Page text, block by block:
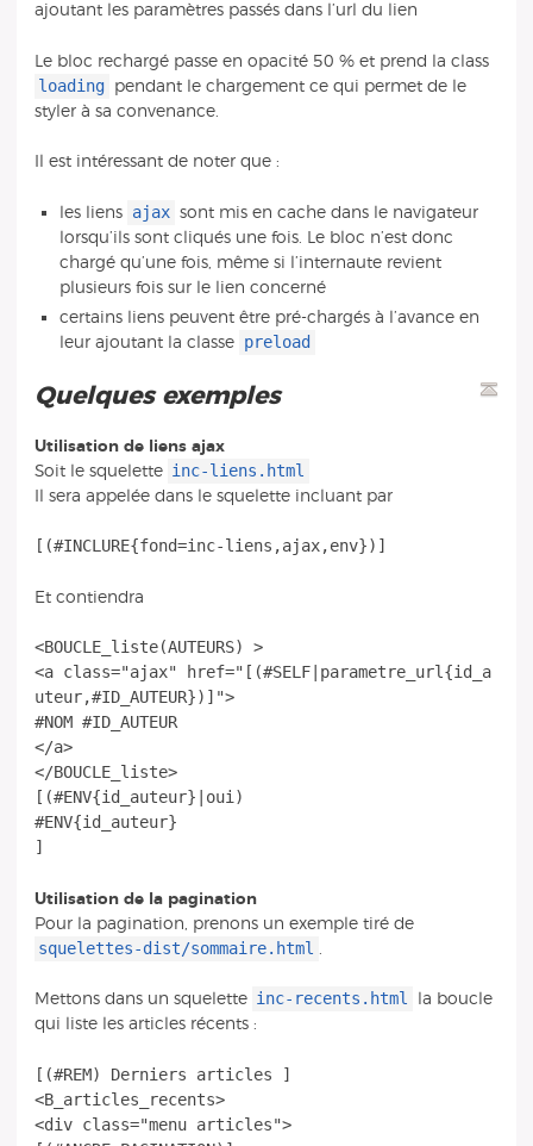
ajoutant les paramètres passés dans l’url du lien
Le bloc rechargé passe en opacité 50 % et prend la class
loading pendant le chargement ce qui permet de le
styler à sa convenance.
Il est intéressant de noter que :
les liens ajax sont mis en cache dans le navigateur
lorsqu’ils sont cliqués une fois. Le bloc n’est donc
chargé qu’une fois, même si l’internaute revient
plusieurs fois sur le lien concerné
certains liens peuvent être pré-chargés à l’avance en
leur ajoutant la classe preload
Quelques exemples
Utilisation de liens ajax
Soit le squelette inc-liens.html
Il sera appelée dans le squelette incluant par
Et contiendra
<BOUCLE_liste(AUTEURS) >
<a class="ajax" href="[(#SELF|parametre_url{id_a
uteur,#ID_AUTEUR})]">
#NOM #ID_AUTEUR
</a>
</BOUCLE_liste>
[(#ENV{id_auteur}|oui)
#ENV{id_auteur}
Utilisation de la pagination
Pour la pagination, prenons un exemple tiré de
squelettes-dist/sommaire.html
Mettons dans un squelette inc-recents.html
la boucle
qui liste les articles récents :
[(#REM) Derniers articles ]
<B_articles_recents>
<div class="menu articles">